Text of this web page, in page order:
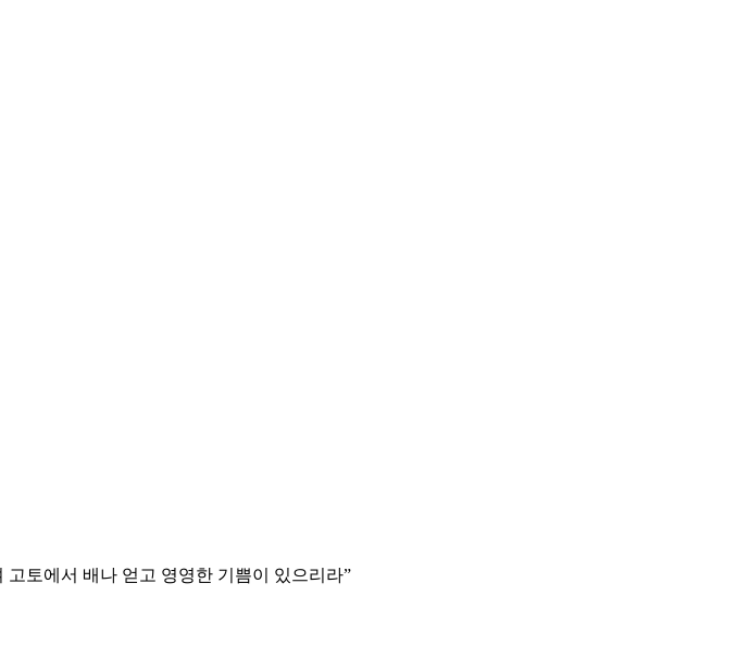
토에서 배나 얻고 영영한 기쁨이 있으리라”